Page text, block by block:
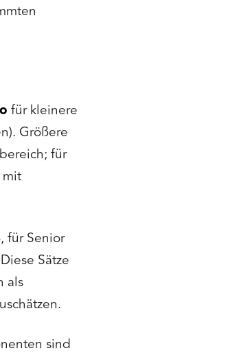
für kleinere
Größere
für
für Senior
Sätze
als
sind